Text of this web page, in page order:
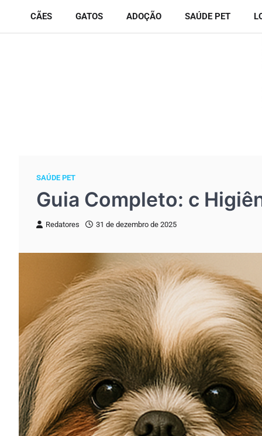
content
CÃES GATOS ADOÇÃO SAÚDE PET
SAÚDE PET
Guia Completo: c
Redatores 31 de dezembro de 2025